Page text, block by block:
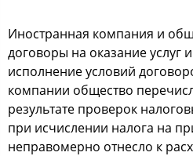
Иностранная компания и
договоры на оказание услуг
исполнение условий
компании общество
результате проверок
при исчислении налога на
неправомерно отнесло к